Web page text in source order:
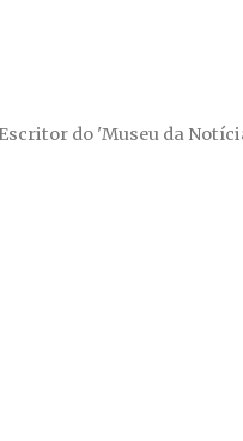
do 'Museu da